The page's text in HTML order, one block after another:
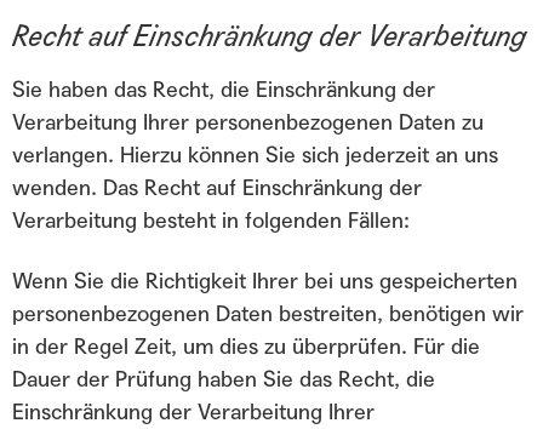
Recht auf Einschränkung der Verarbeitung
Sie haben das Recht, die Einschränkung der
Verarbeitung Ihrer personenbezogenen Daten zu
verlangen. Hierzu können Sie sich jederzeit an uns
wenden. Das Recht auf Einschränkung der
Verarbeitung besteht in folgenden Fällen:
Wenn Sie die Richtigkeit Ihrer bei uns gespeicherten
personenbezogenen Daten bestreiten, benötigen wir
in der Regel Zeit, um dies zu überprüfen. Für die
Dauer der Prüfung haben Sie das Recht, die
Einschränkung der Verarbeitung Ihrer